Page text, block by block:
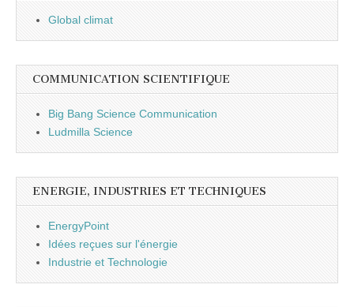
Global climat
COMMUNICATION SCIENTIFIQUE
Big Bang Science Communication
Ludmilla Science
ENERGIE, INDUSTRIES ET TECHNIQUES
EnergyPoint
Idées reçues sur l'énergie
Industrie et Technologie